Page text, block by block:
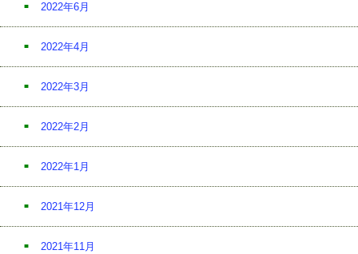
2022年6月
2022年4月
2022年3月
2022年2月
2022年1月
2021年12月
2021年11月